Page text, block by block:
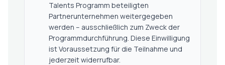
Talents Programm beteiligten
Partnerunternehmen weitergegeben
werden – ausschließlich zum Zweck der
Programmdurchführung. Diese Einwilligung
ist Voraussetzung für die Teilnahme und
jederzeit widerrufbar.